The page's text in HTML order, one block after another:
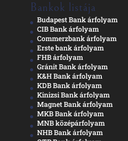
Bankok listája
Budapest Bank árfolyam
CIB Bank árfolyam
Commerzbank árfolyam
Erste bank árfolyam
FHB árfolyam
Gránit Bank árfolyam
K&H Bank árfolyam
KDB Bank árfolyam
Kinizsi Bank árfolyam
Magnet Bank árfolyam
MKB Bank árfolyam
MNB középárfolyam
NHB Bank árfolyam